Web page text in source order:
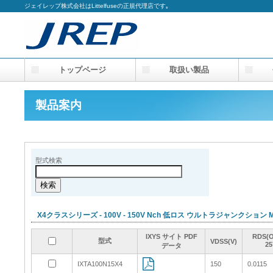
ジェイレップ株式会社はLittelfuseの正規代理店です｡
製品案内
型式検索
X4クラスシリーズ - 100V - 150V Nch 低ロス ウルトラジャンクション
型式
IXYS サイト PDF
データ
VDSS(V)
型式
IXYS サイト PDF
データ
VDSS(V)
型式
IXYS サイト PDF
データ
VDSS(V)
IXTA100N15X4 150 0.0115
型式
IXYS サイト PDF
データ
VDSS(V)
IXTA100N15X4 150 0.0115
トップページ 取扱い製品